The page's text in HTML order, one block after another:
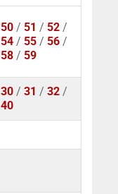
50 / 51 / 52 /
54 / 55 / 56 /
58 / 59
30 / 31 / 32 /
40